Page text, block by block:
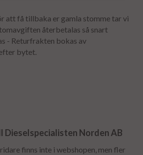
att få tillbaka er gamla stomme tar vi
återbetalas så snart
- Returfrakten bokas av
bytet.
Dieselspecialisten Norden AB
finns inte i webshopen, men fler